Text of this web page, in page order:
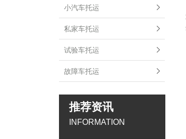
小汽车托运
私家车托运
试验车托运
故障车托运
推荐资讯
INFORMATION